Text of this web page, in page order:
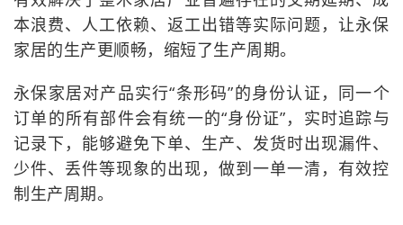
本浪费、人工依赖、返工出错等实际问题，让永保
家居的生产更顺畅，缩短了生产周期。
永保家居对产品实行“条形码”的身份认证，同一个
订单的所有部件会有统一的“身份证”，实时追踪与
记录下，能够避免下单、生产、发货时出现漏件、
少件、丢件等现象的出现，做到一单一清，有效控
制生产周期。